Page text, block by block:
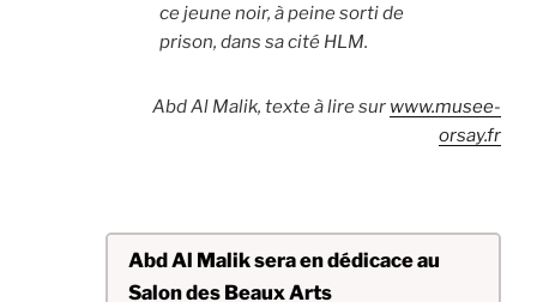
ce jeune noir, à peine sorti de
prison, dans sa cité HLM.
Abd Al Malik, texte à lire sur www.musee-
orsay.fr
Abd Al Malik sera en dédicace au
Salon des Beaux Arts